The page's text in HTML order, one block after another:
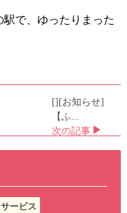
駅で、ゆったりまった
[][お知らせ]
【ふ...
次の記事
サービス